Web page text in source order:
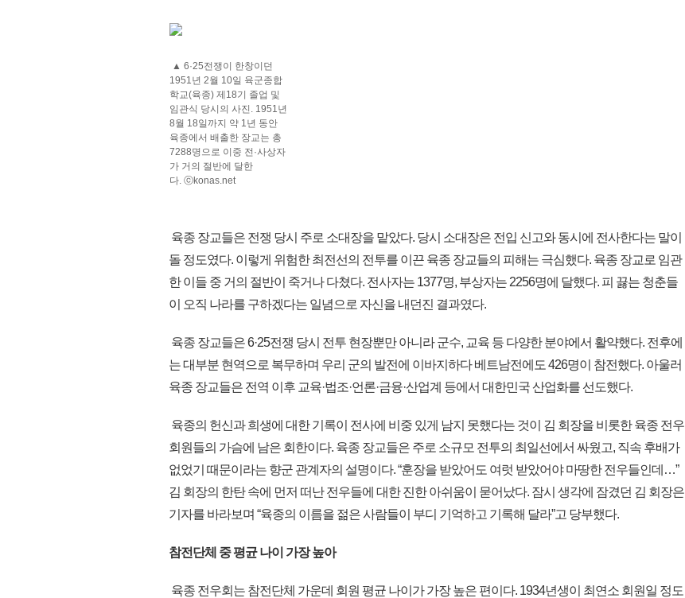
▲ 6·25전쟁이 한창이던
1951년 2월 10일 육군종합
학교(육종) 제18기 졸업 및
임관식 당시의 사진. 1951년
8월 18일까지 약 1년 동안
육종에서 배출한 장교는 총
7288명으로 이중 전·사상자
가 거의 절반에 달한
다. ⓒkonas.net
육종 장교들은 전쟁 당시 주로 소대장을 맡았다. 당시 소대장은 전입 신고와 동시에 전사한다는 말이
돌 정도였다. 이렇게 위험한 최전선의 전투를 이끈 육종 장교들의 피해는 극심했다. 육종 장교로 임관
한 이들 중 거의 절반이 죽거나 다쳤다. 전사자는 1377명, 부상자는 2256명에 달했다. 피 끓는 청춘들
이 오직 나라를 구하겠다는 일념으로 자신을 내던진 결과였다.
육종 장교들은 6·25전쟁 당시 전투 현장뿐만 아니라 군수, 교육 등 다양한 분야에서 활약했다. 전후에
는 대부분 현역으로 복무하며 우리 군의 발전에 이바지하다 베트남전에도 426명이 참전했다. 아울러
육종 장교들은 전역 이후 교육·법조·언론·금융·산업계 등에서 대한민국 산업화를 선도했다.
육종의 헌신과 희생에 대한 기록이 전사에 비중 있게 남지 못했다는 것이 김 회장을 비롯한 육종 전우
회원들의 가슴에 남은 회한이다. 육종 장교들은 주로 소규모 전투의 최일선에서 싸웠고, 직속 후배가
없었기 때문이라는 향군 관계자의 설명이다. “훈장을 받았어도 여럿 받았어야 마땅한 전우들인데…”
김 회장의 한탄 속에 먼저 떠난 전우들에 대한 진한 아쉬움이 묻어났다. 잠시 생각에 잠겼던 김 회장은
기자를 바라보며 “육종의 이름을 젊은 사람들이 부디 기억하고 기록해 달라”고 당부했다.
참전단체 중 평균 나이 가장 높아
육종 전우회는 참전단체 가운데 회원 평균 나이가 가장 높은 편이다. 1934년생이 최연소 회원일 정도